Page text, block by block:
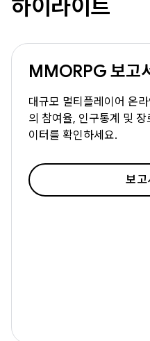
하이라이트
MMORPG 보고
대규모 멀티플레이어 온
의 참여율, 인구통계 및
이터를 확인하세요.
보고